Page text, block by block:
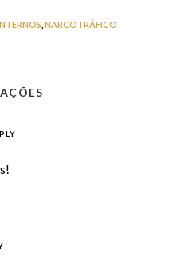
NARCOTRÁFICO